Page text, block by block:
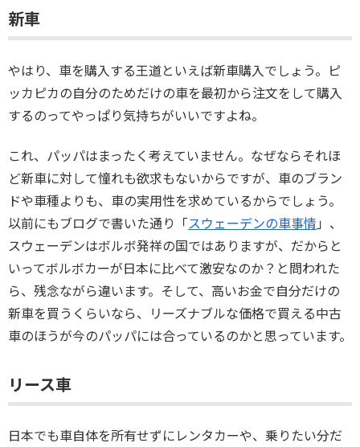
新車
やはり、車を購入する王道といえば新車購入でしょう。ピ
ッカピカの自分のためだけの車を最初から注文をして購入
するのってやっぱり気持ちがいいですよね。
これ、パッパはまったく考えていません。なぜならそれほ
ど新車に対して憧れも欲求もないからですが、車のブラン
ドや車種よりも、車の実用性を求めているからでしょう。
以前にもブログで書いた通り「スウェーデンの車事情 」、
スウェーデンはボルボ発祥の国ではありますが、だからと
いってボルボカーが日本に比べて激安なのか？と問われた
ら、残念ながら違います。そして、高いお金で自分だけの
新車を買うくらいなら、リーズナブルな価格で買える中古
車のほうが今のパッパには合っているのかと思っています。
リース車
日本でも車自体を所有せずにレンタカーや、乗りたい分だ